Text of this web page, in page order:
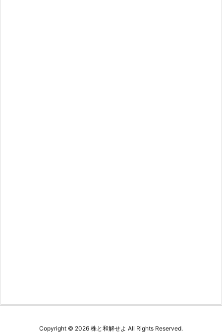
Copyright © 2026 株と和解せよ All Rights Reserved.